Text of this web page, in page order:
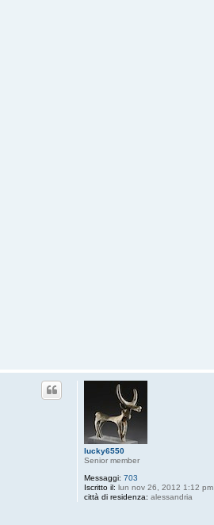
lucky6550
Senior member
Messaggi: 703
Iscritto il: lun nov 26, 2012 1:12 pm
città di residenza: alessandria